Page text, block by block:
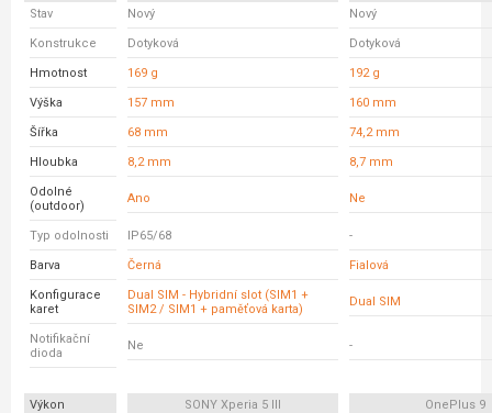
Stav
Nový Nový
Konstrukce Dotyková Dotyková
Hmotnost 169 g 192 g
Výška 157 mm 160 mm
Šířka 68 mm 74,2 mm
Hloubka 8,2 mm 8,7 mm
Odolné
(outdoor)
Ano Ne
Typ odolnosti IP65/68 -
Barva Černá Fialová
Konfigurace
karet
Dual SIM - Hybridní slot (SIM1 +
SIM2 / SIM1 + paměťová karta)
Dual SIM
Notifikační
dioda
Ne -
Výkon SONY Xperia 5 III
OnePlus 9